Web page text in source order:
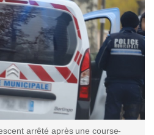
arrêté après une course-